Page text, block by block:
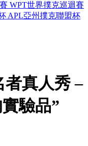
WPT世界撲克巡迴賽
APL亞州撲克聯盟杯
真人秀 –
驗品”